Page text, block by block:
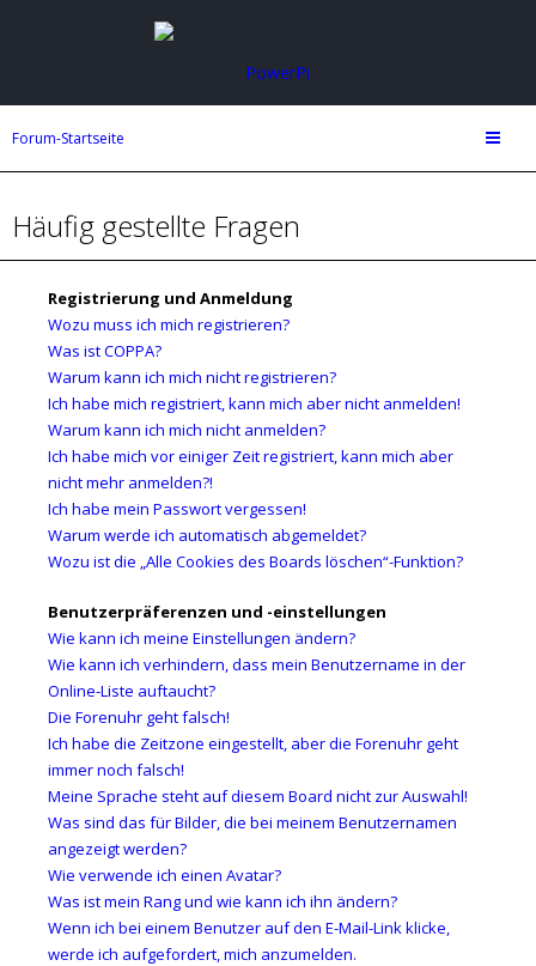
Forum-Startseite
Häufig gestellte Fragen
Registrierung und Anmeldung
Wozu muss ich mich registrieren?
Was ist COPPA?
Warum kann ich mich nicht registrieren?
Ich habe mich registriert, kann mich aber nicht anmelden!
Warum kann ich mich nicht anmelden?
Ich habe mich vor einiger Zeit registriert, kann mich aber
nicht mehr anmelden?!
Ich habe mein Passwort vergessen!
Warum werde ich automatisch abgemeldet?
Wozu ist die „Alle Cookies des Boards löschen“-Funktion?
Benutzerpräferenzen und -einstellungen
Wie kann ich meine Einstellungen ändern?
Wie kann ich verhindern, dass mein Benutzername in der
Online-Liste auftaucht?
Die Forenuhr geht falsch!
Ich habe die Zeitzone eingestellt, aber die Forenuhr geht
immer noch falsch!
Meine Sprache steht auf diesem Board nicht zur Auswahl!
Was sind das für Bilder, die bei meinem Benutzernamen
angezeigt werden?
Wie verwende ich einen Avatar?
Was ist mein Rang und wie kann ich ihn ändern?
Wenn ich bei einem Benutzer auf den E-Mail-Link klicke,
werde ich aufgefordert, mich anzumelden.